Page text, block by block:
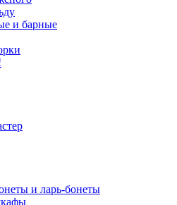
и барные
и ларь-бонеты